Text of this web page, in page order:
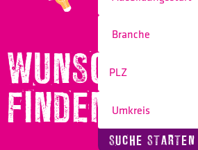
WUNSCHBERUF
FINDEN!
SUCHE STARTEN